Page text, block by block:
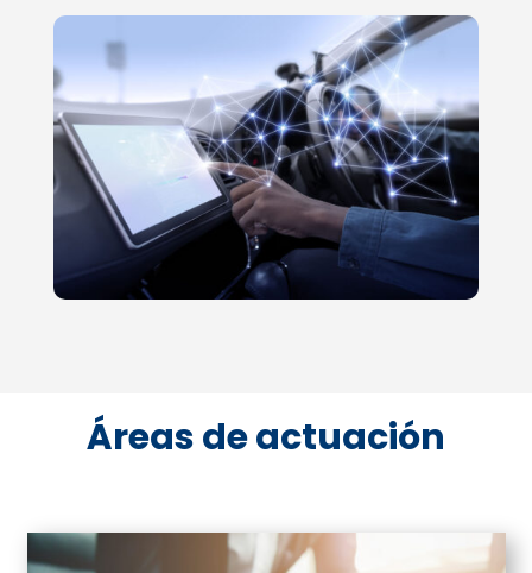
Áreas de actuación